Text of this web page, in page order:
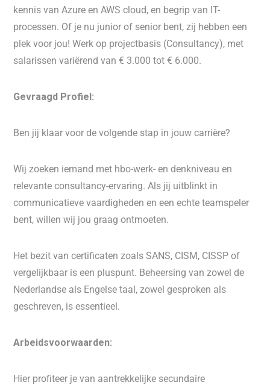
kennis van Azure en AWS cloud, en begrip van IT-
processen. Of je nu junior of senior bent, zij hebben een
plek voor jou! Werk op projectbasis (Consultancy), met
salarissen variërend van € 3.000 tot € 6.000.
Gevraagd Profiel:
Ben jij klaar voor de volgende stap in jouw carrière?
Wij zoeken iemand met hbo-werk- en denkniveau en
relevante consultancy-ervaring. Als jij uitblinkt in
communicatieve vaardigheden en een echte teamspeler
bent, willen wij jou graag ontmoeten.
Het bezit van certificaten zoals SANS, CISM, CISSP of
vergelijkbaar is een pluspunt. Beheersing van zowel de
Nederlandse als Engelse taal, zowel gesproken als
geschreven, is essentieel.
Arbeidsvoorwaarden:
Hier profiteer je van aantrekkelijke secundaire